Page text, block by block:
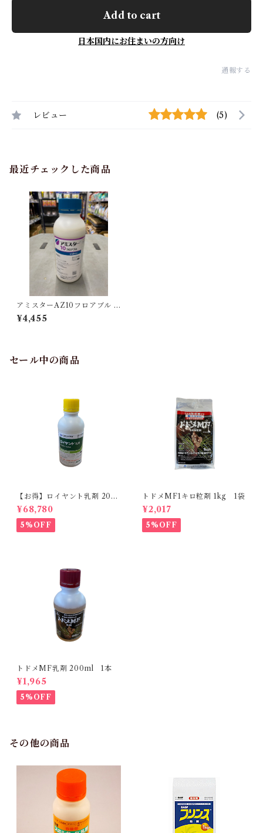
Add to cart
日本国内にお住まいの方向け
通報する
レビュー (5)
最近チェックした商品
アミスターAZ10フロアブル 5
00ml 1本
¥4,455
セール中の商品
【お得】ロイヤント乳剤 200
ml 【1箱】20本入
¥68,780
5%OFF
トドメMF1キロ粒剤 1kg 1袋
¥2,017
5%OFF
トドメMF乳剤 200ml 1本
¥1,965
5%OFF
その他の商品